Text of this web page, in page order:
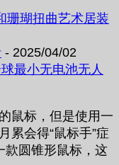
珊瑚扭曲艺术居装
- 2025/04/02
最小无电池无人
鼠标，但是使用一
累会得“鼠标手”症
款圆锥形鼠标，这